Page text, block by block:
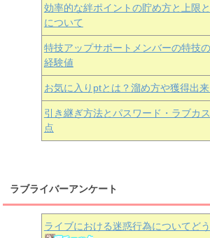
効率的な絆ポイントの貯め方と上限
について
特技アップサポートメンバーの特技
経験値
お気に入りptとは？溜め方や獲得出
引き継ぎ方法とパスワード・ラブカ
点
ラブライバーアンケート
ライブにおける迷惑行為についてど